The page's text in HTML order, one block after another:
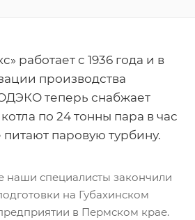
работает с 1936 года и в
производства
теперь снабжает
по 24 тонны пара в час
паровую турбину.
наши специалисты закончили
на Губахинском
в Пермском крае.